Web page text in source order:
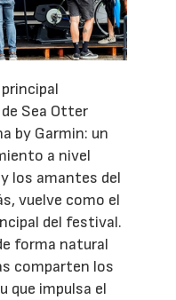
Sea Otter
by Garmin: un
a nivel
los amantes del
vuelve como el
del festival.
forma natural
comparten los
que impulsa el